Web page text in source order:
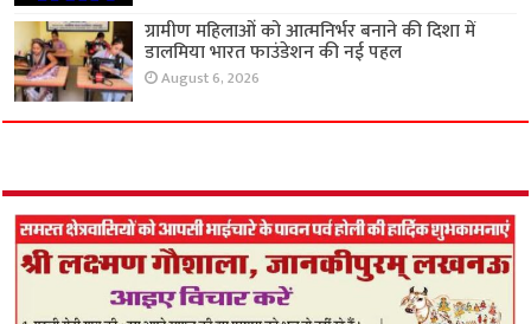
ग्रामीण महिलाओं को आत्मनिर्भर बनाने की दिशा में
डालमिया भारत फाउंडेशन की नई पहल
August 6, 2026